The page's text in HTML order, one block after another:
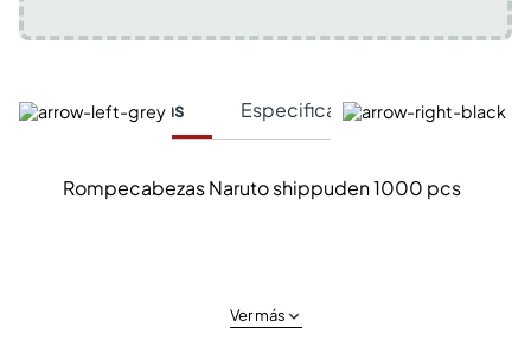
Características Especificaciones Técnicas
Rompecabezas Naruto shippuden 1000 pcs
Ver más